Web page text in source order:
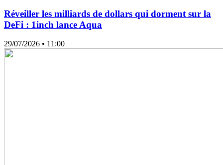
Réveiller les milliards de dollars qui dorment sur la
DeFi : 1inch lance Aqua
29/07/2026 • 11:00